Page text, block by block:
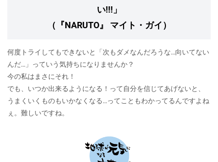
い!!!」
（『NARUTO』 マイト・ガイ）
何度トライしてもできないと「次もダメなんだろうな…向いてない
んだ…」っていう気持ちになりませんか？
今の私はまさにそれ！
でも、いつか出来るようになる！って自分を信じてあげないと、
うまくいくものもいかなくなる…ってこともわかってるんですよね
ぇ。難しいですね。